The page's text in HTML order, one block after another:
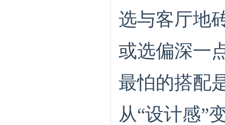
选与客厅地
或选偏深一
最怕的搭配
从“设计感”